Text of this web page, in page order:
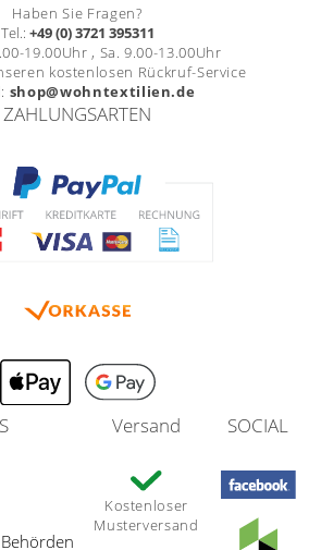
Haben Sie Fragen?
Tel.: +49 (0) 3721 395311
19.00Uhr , Sa. 9.00-13.00Uhr
kostenlosen Rückruf-Service
shop@wohntextilien.de
ZAHLUNGSARTEN
Versand
Kostenloser
Musterversand
SOCIAL